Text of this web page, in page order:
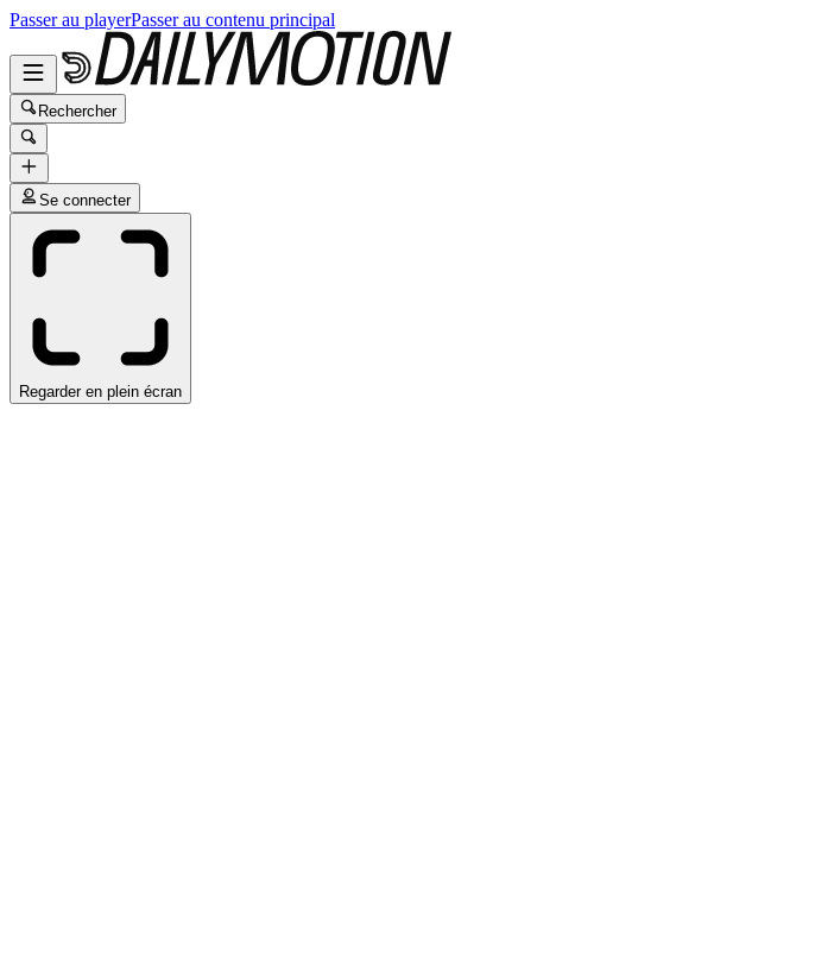
Passer au playerPasser au contenu principal
Rechercher
Se connecter
Regarder en plein écran